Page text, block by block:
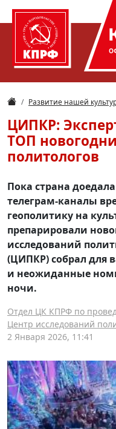
Развитие нашей
ЦИПКР:
ТОП
политологов
Пока страна
телеграм-каналы
геополитику на
препарировали
исследований
(ЦИПКР) собрал для
и неожиданные
ночи.
Отдел ЦК КПРФ по
Центр исследований
2 Января 2026, 11:41